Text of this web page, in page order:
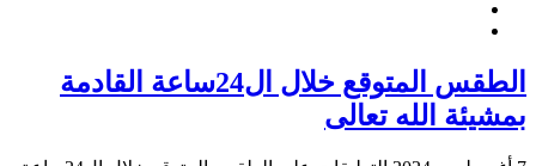
الطقس المتوقع خلال ال24ساعة القادمة
بمشيئة الله تعالى